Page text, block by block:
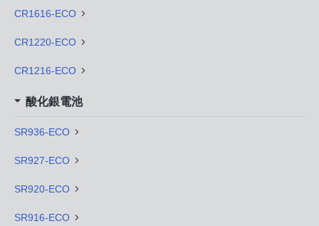
CR1616-ECO
CR1220-ECO
CR1216-ECO
酸化銀電池
SR936-ECO
SR927-ECO
SR920-ECO
SR916-ECO